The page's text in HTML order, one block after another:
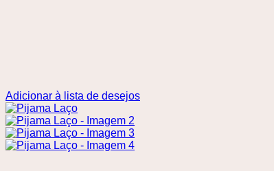
Adicionar à lista de desejos